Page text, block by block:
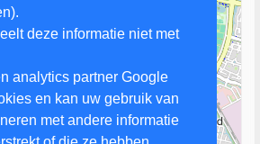
deze informatie niet met
analytics partner Google
en kan uw gebruik van
met andere informatie